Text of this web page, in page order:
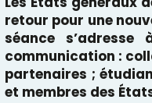
retour pour une
séance
communication :
partenaires ;
et membres des